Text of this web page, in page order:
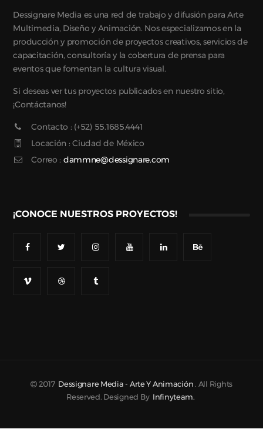
Dessignare Media es una red de trabajo y difusión para Arte
Multimedia, Diseño y Animación. Nos especializamos en la
producción y promoción de proyectos creativos, servicios de
capacitación, consultoría y la cobertura de prensa para
eventos que fomentan la cultura visual.
Si deseas ver tus proyectos publicados en nuestro sitio,
¡Contáctanos!
Contacto : (+52) 55.1685.4441
Locación : Ciudad de México
Correo : dammne@dessignare.com
¡CONOCE NUESTROS PROYECTOS!
2017 Dessignare Media - Arte Y Animación . All Rights
Reserved. Designed By
Infinyteam.